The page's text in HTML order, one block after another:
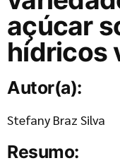
açúcar
hídricos
Autor(a):
Stefany Braz Silva
Resumo: